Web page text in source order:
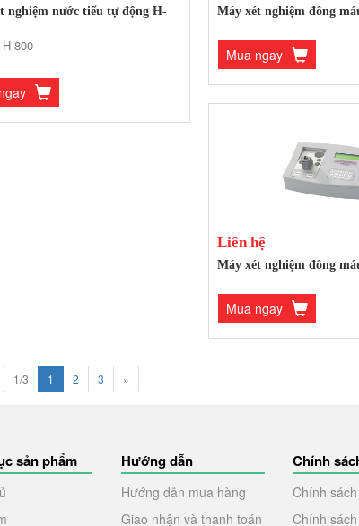
nghiệm nước tiểu tự động H-
H-800
Máy xét nghiệm đông
Mua ngay
Liên hệ
Máy xét nghiệm đông
Mua ngay
1/3 1 2 3 »
sản phẩm Hướng dẫn
Hướng dẫn mua hàng
Giao nhận và thanh toán
Chính
Chính
Chính